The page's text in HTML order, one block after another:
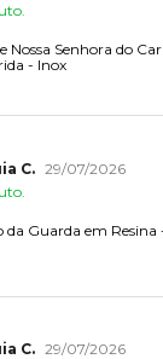
Nossa Senhora do
- Inox
C. 29/07/2026
Guarda em Resina
C. 29/07/2026